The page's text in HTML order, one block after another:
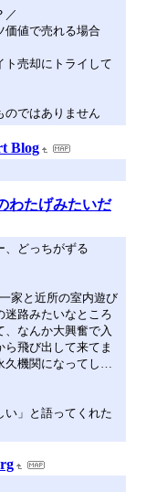
／
価値で売れる場合
ト売却にトライして
のではありません
Blog
わたげみたいだ
、どっちがずる
家と近所の室内遊び
迷路みたいなところ
なんか大興奮で入
飛び出して来てま
久機関になってし…
い」と語ってくれた